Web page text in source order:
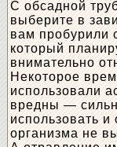
С обсадной
выберите в
вам пробурили
который
внимательно
Некоторое
использовали
вредны —
использовать
организма не